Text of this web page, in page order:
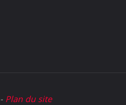
Plan du site